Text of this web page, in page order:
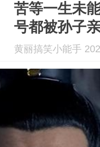
苦等一生未
号都被孙子
黄丽搞笑小能手